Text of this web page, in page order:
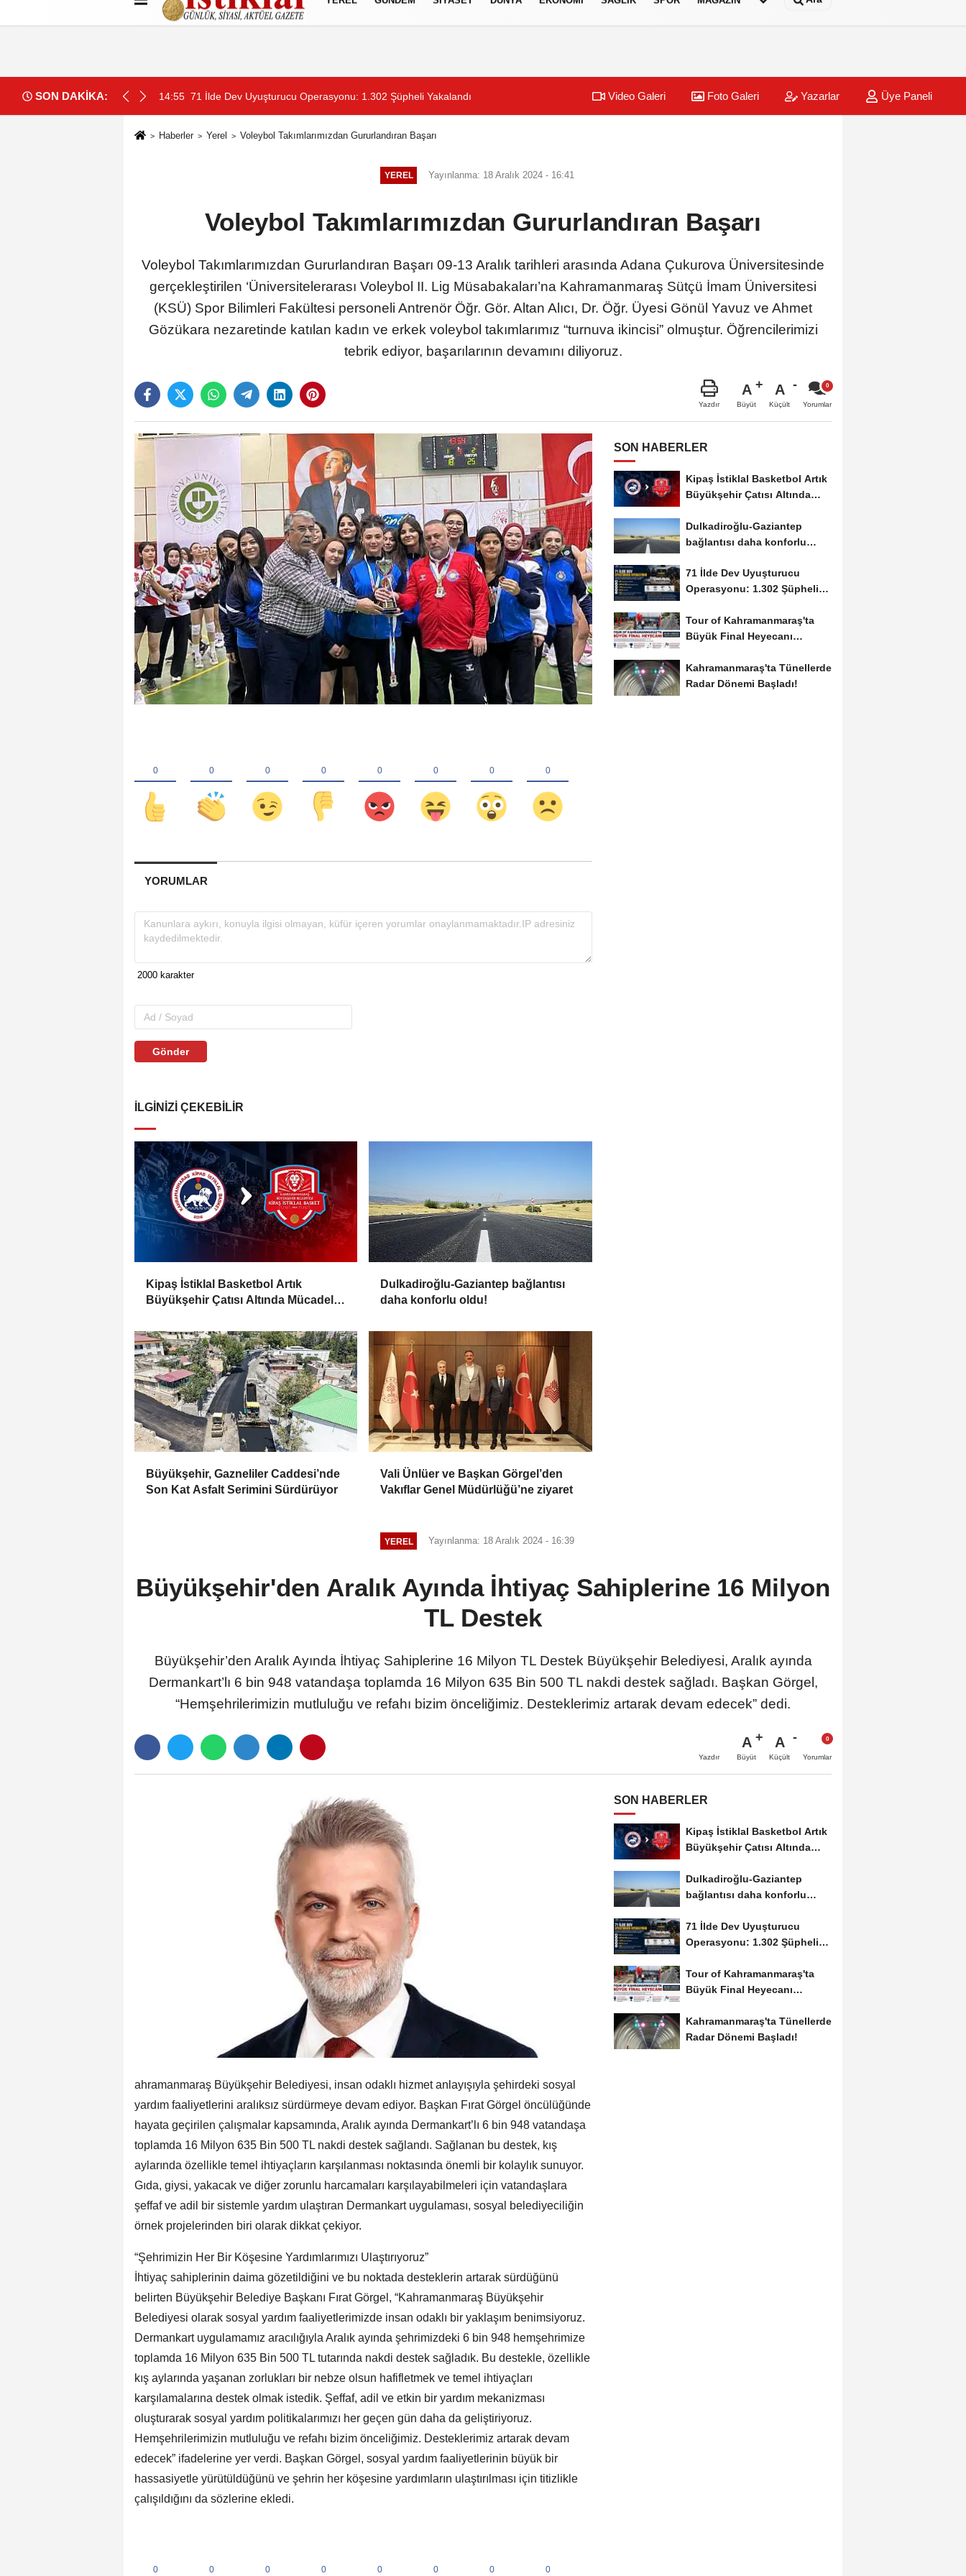
Künye İletişim Çerez Politikası
SON DAKİKA:
Altında Mücadele Edecek 14:55 71 İlde Dev Uyuşturucu Operasyonu: 1.302 Şüpheli Yakalandı Tour of Kahramanmaraş'ta Büyük Final Heyecanı KAFUM'da Yaşanacak 09:48
Video Galeri Foto Galeri Yazarlar Üye Paneli
Haberler Yerel Voleybol Takımlarımızdan Gururlandıran Başarı
YEREL Yayınlanma: 18 Aralık 2024 - 16:41
Voleybol Takımlarımızdan Gururlandıran Başarı
Voleybol Takımlarımızdan Gururlandıran Başarı 09-13 Aralık tarihleri arasında Adana Çukurova Üniversitesinde
gerçekleştirilen ‘Üniversitelerarası Voleybol II. Lig Müsabakaları’na Kahramanmaraş Sütçü İmam Üniversitesi
(KSÜ) Spor Bilimleri Fakültesi personeli Antrenör Öğr. Gör. Altan Alıcı, Dr. Öğr. Üyesi Gönül Yavuz ve Ahmet
Gözükara nezaretinde katılan kadın ve erkek voleybol takımlarımız “turnuva ikincisi” olmuştur. Öğrencilerimizi
tebrik ediyor, başarılarının devamını diliyoruz.
Yazdır
A
Büyüt
A
Küçült Yorumlar
YORUMLAR
Gönder
İLGINIZI ÇEKEBILIR
Kipaş İstiklal Basketbol Artık
Büyükşehir Çatısı Altında Mücadele
Dulkadiroğlu-Gaziantep bağlantısı
daha konforlu oldu!
Büyükşehir, Gazneliler Caddesi’nde
Son Kat Asfalt Serimini Sürdürüyor
Vali Ünlüer ve Başkan Görgel’den
Vakıflar Genel Müdürlüğü’ne ziyaret
SON HABERLER
Kipaş İstiklal Basketbol Artık
Büyükşehir Çatısı Altında
Dulkadiroğlu-Gaziantep
bağlantısı daha konforlu
71 İlde Dev Uyuşturucu
Operasyonu: 1.302 Şüpheli
Tour of Kahramanmaraş'ta
Büyük Final Heyecanı
Kahramanmaraş'ta Tünellerde
Radar Dönemi Başladı!
YEREL Yayınlanma: 18 Aralık 2024 - 16:39
Büyükşehir'den Aralık Ayında İhtiyaç Sahiplerine 16 Milyon
TL Destek
Büyükşehir’den Aralık Ayında İhtiyaç Sahiplerine 16 Milyon TL Destek Büyükşehir Belediyesi, Aralık ayında
Dermankart’lı 6 bin 948 vatandaşa toplamda 16 Milyon 635 Bin 500 TL nakdi destek sağladı. Başkan Görgel,
“Hemşehrilerimizin mutluluğu ve refahı bizim önceliğimiz. Desteklerimiz artarak devam edecek” dedi.
Yazdır
A
Büyüt
A
Küçült Yorumlar
ahramanmaraş Büyükşehir Belediyesi, insan odaklı hizmet anlayışıyla şehirdeki sosyal
yardım faaliyetlerini aralıksız sürdürmeye devam ediyor. Başkan Fırat Görgel öncülüğünde
hayata geçirilen çalışmalar kapsamında, Aralık ayında Dermankart’lı 6 bin 948 vatandaşa
toplamda 16 Milyon 635 Bin 500 TL nakdi destek sağlandı. Sağlanan bu destek, kış
aylarında özellikle temel ihtiyaçların karşılanması noktasında önemli bir kolaylık sunuyor.
Gıda, giysi, yakacak ve diğer zorunlu harcamaları karşılayabilmeleri için vatandaşlara
şeffaf ve adil bir sistemle yardım ulaştıran Dermankart uygulaması, sosyal belediyeciliğin
örnek projelerinden biri olarak dikkat çekiyor.
“Şehrimizin Her Bir Köşesine Yardımlarımızı Ulaştırıyoruz”
İhtiyaç sahiplerinin daima gözetildiğini ve bu noktada desteklerin artarak sürdüğünü
belirten Büyükşehir Belediye Başkanı Fırat Görgel, “Kahramanmaraş Büyükşehir
Belediyesi olarak sosyal yardım faaliyetlerimizde insan odaklı bir yaklaşım benimsiyoruz.
Dermankart uygulamamız aracılığıyla Aralık ayında şehrimizdeki 6 bin 948 hemşehrimize
toplamda 16 Milyon 635 Bin 500 TL tutarında nakdi destek sağladık. Bu destekle, özellikle
kış aylarında yaşanan zorlukları bir nebze olsun hafifletmek ve temel ihtiyaçları
karşılamalarına destek olmak istedik. Şeffaf, adil ve etkin bir yardım mekanizması
oluşturarak sosyal yardım politikalarımızı her geçen gün daha da geliştiriyoruz.
Hemşehrilerimizin mutluluğu ve refahı bizim önceliğimiz. Desteklerimiz artarak devam
edecek” ifadelerine yer verdi. Başkan Görgel, sosyal yardım faaliyetlerinin büyük bir
hassasiyetle yürütüldüğünü ve şehrin her köşesine yardımların ulaştırılması için titizlikle
çalışıldığını da sözlerine ekledi.
SON HABERLER
Kipaş İstiklal Basketbol Artık
Büyükşehir Çatısı Altında
Dulkadiroğlu-Gaziantep
bağlantısı daha konforlu
71 İlde Dev Uyuşturucu
Operasyonu: 1.302 Şüpheli
Tour of Kahramanmaraş'ta
Büyük Final Heyecanı
Kahramanmaraş'ta Tünellerde
Radar Dönemi Başladı!